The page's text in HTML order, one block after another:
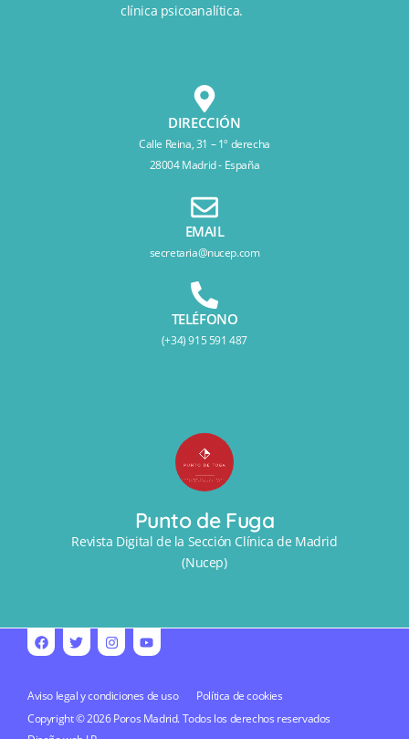
clínica psicoanalítica.
DIRECCIÓN
Calle Reina, 31 – 1º derecha
28004 Madrid - España
EMAIL
secretaria@nucep.com
TELÉFONO
(+34) 915 591 487
Punto de Fuga
Revista Digital de la Sección Clínica de Madrid
(Nucep)
Aviso legal y condiciones de uso
Política de cookies
Copyright © 2026 Poros Madrid. Todos los derechos reservados